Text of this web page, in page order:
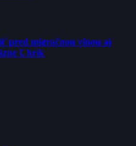
pred migračnou vlnou aj
Uhrík